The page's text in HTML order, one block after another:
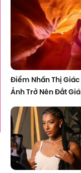
Điểm Nhấn Thị Giác
Ảnh Trở Nên Đắt Giá